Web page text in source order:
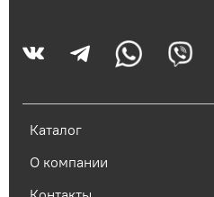
Каталог
О компании